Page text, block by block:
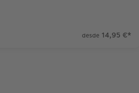
desde 14,95 €*